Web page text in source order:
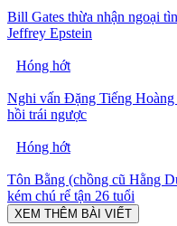
Bill Gates thừa nhận ngoại
Jeffrey Epstein
Hóng hớt
Nghi vấn Đặng Tiếng Hoàng
hồi trái ngược
Hóng hớt
Tôn Bằng (chồng cũ Hằng
kém chú rể tận 26 tuổi
XEM THÊM BÀI VIẾT